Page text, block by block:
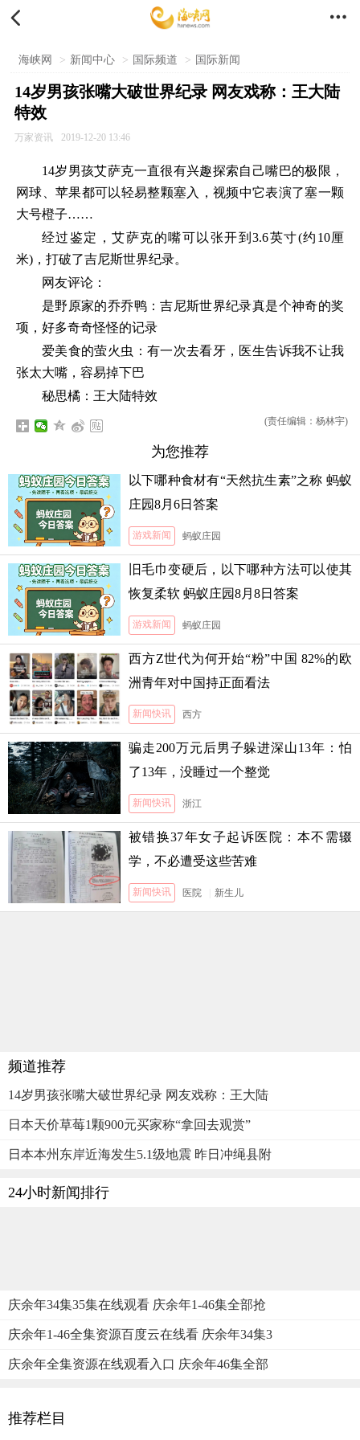
 
海峡网 > 新闻中心 > 国际频道 > 国际新闻
14岁男孩张嘴大破世界纪录 网友戏称：王大陆
特效
万家资讯 2019-12-20 13:46
14岁男孩艾萨克一直很有兴趣探索自己嘴巴的极限，
网球、苹果都可以轻易整颗塞入，视频中它表演了塞一颗
大号橙子……
经过鉴定，艾萨克的嘴可以张开到3.6英寸(约10厘
米)，打破了吉尼斯世界纪录。
网友评论：
是野原家的乔乔鸭：吉尼斯世界纪录真是个神奇的奖
项，好多奇奇怪怪的记录
爱美食的萤火虫：有一次去看牙，医生告诉我不让我
张太大嘴，容易掉下巴
秘思橘：王大陆特效
(责任编辑：杨林宇)
为您推荐
以下哪种食材有“天然抗生素”之称 蚂蚁
庄园8月6日答案
游戏新闻 蚂蚁庄园
旧毛巾变硬后，以下哪种方法可以使其
恢复柔软 蚂蚁庄园8月8日答案
游戏新闻 蚂蚁庄园
西方Z世代为何开始“粉”中国 82%的欧
洲青年对中国持正面看法
新闻快讯 西方
骗走200万元后男子躲进深山13年：怕
了13年，没睡过一个整觉
新闻快讯 浙江
被错换37年女子起诉医院：本不需辍
学，不必遭受这些苦难
新闻快讯 医院 新生儿
频道推荐
14岁男孩张嘴大破世界纪录 网友戏称：王大陆
日本天价草莓1颗900元买家称“拿回去观赏”
日本本州东岸近海发生5.1级地震 昨日冲绳县附
24小时新闻排行
庆余年34集35集在线观看 庆余年1-46集全部抢
庆余年1-46全集资源百度云在线看 庆余年34集3
庆余年全集资源在线观看入口 庆余年46集全部
推荐栏目